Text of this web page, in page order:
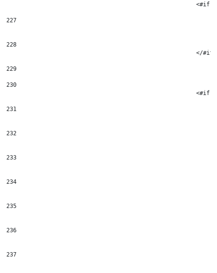
227
228
</
229
230
231
232
233
234
235
236
237